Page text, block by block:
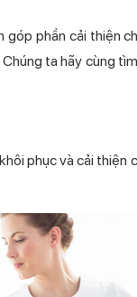
góp phần cải thiện
ta hãy cùng
phục và cải thiện